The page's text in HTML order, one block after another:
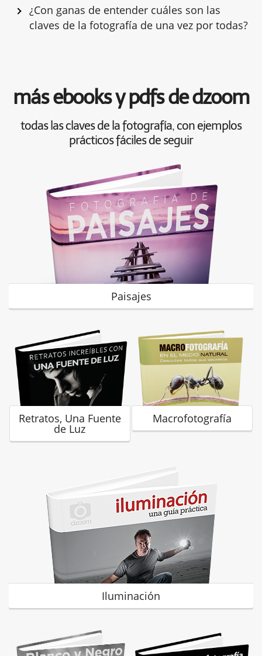
¿Con ganas de entender cuáles son las
claves de la fotografía de una vez por todas?
más ebooks y pdfs de dzoom
todas las claves de la fotografía, con ejemplos
prácticos fáciles de seguir
Paisajes
Retratos, Una Fuente
de Luz
Macrofotografía
Iluminación